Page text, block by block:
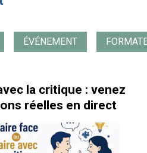
ÉVÉNEMENT
la critique : venez
réelles en direct